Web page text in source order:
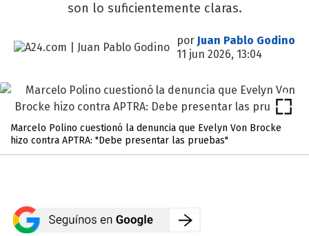
son lo suficientemente claras.
por Juan Pablo Godino
11 jun 2026, 13:04
Marcelo Polino cuestionó la denuncia que Evelyn Von Brocke
hizo contra APTRA: "Debe presentar las pruebas"